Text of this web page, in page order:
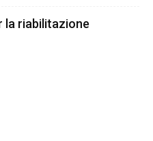
la riabilitazione